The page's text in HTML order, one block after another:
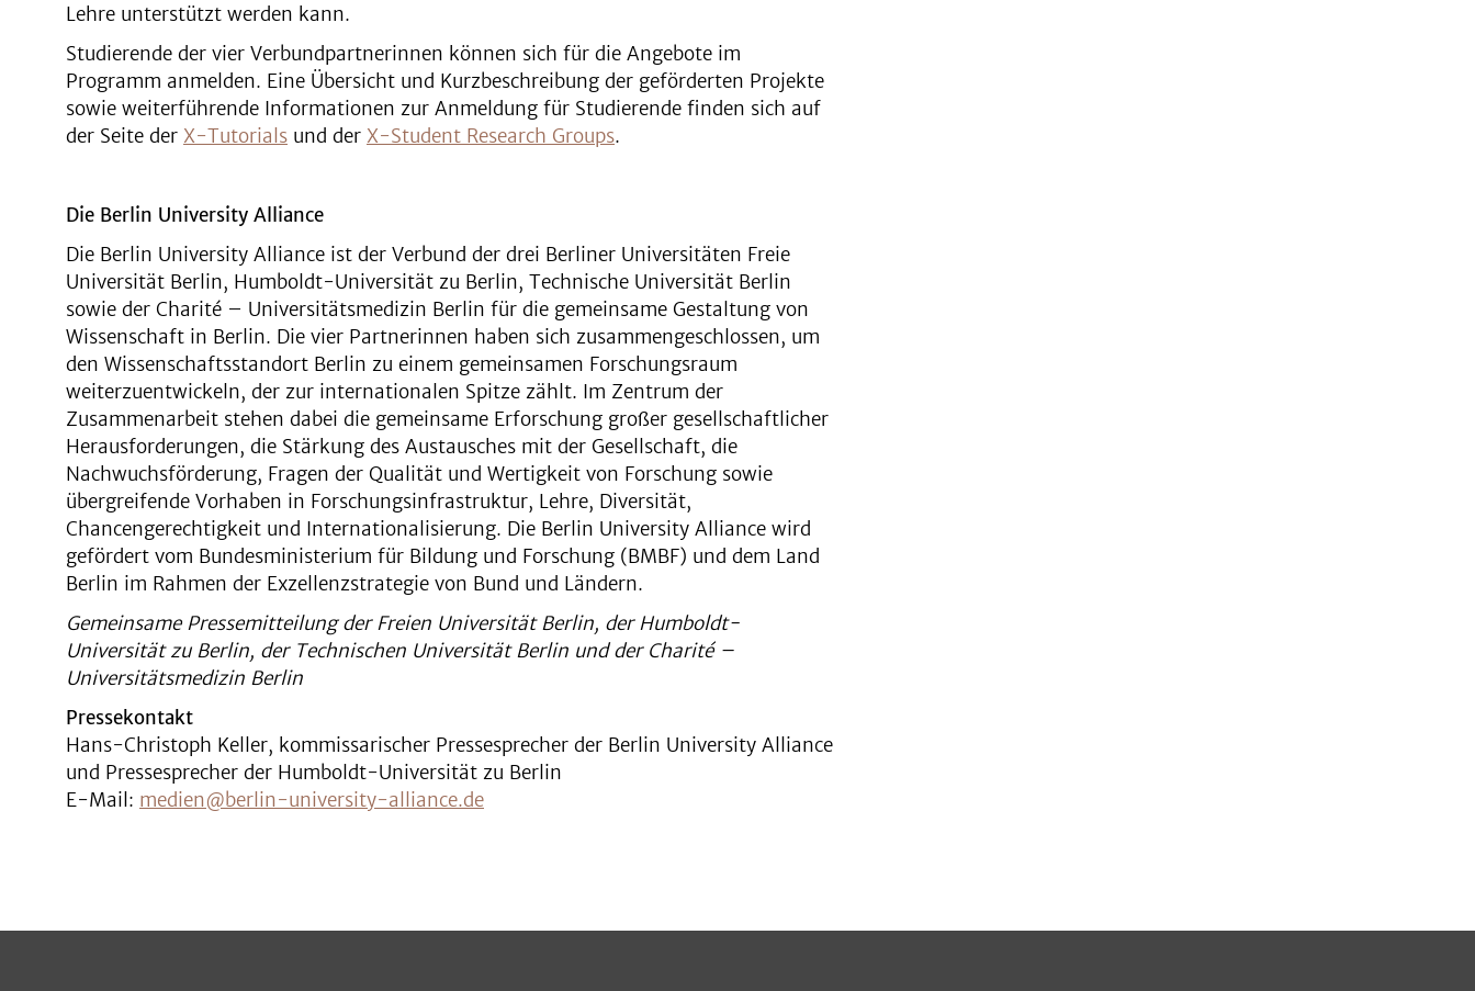
Lehre unterstützt werden kann.
Studierende der vier Verbundpartnerinnen können sich für die Angebote im
Programm anmelden. Eine Übersicht und Kurzbeschreibung der geförderten Projekte
sowie weiterführende Informationen zur Anmeldung für Studierende finden sich auf
der Seite der X-Tutorials und der X-Student Research Groups.
Die Berlin University Alliance
Die Berlin University Alliance ist der Verbund der drei Berliner Universitäten Freie
Universität Berlin, Humboldt-Universität zu Berlin, Technische Universität Berlin
sowie der Charité – Universitätsmedizin Berlin für die gemeinsame Gestaltung von
Wissenschaft in Berlin. Die vier Partnerinnen haben sich zusammengeschlossen, um
den Wissenschaftsstandort Berlin zu einem gemeinsamen Forschungsraum
weiterzuentwickeln, der zur internationalen Spitze zählt. Im Zentrum der
Zusammenarbeit stehen dabei die gemeinsame Erforschung großer gesellschaftlicher
Herausforderungen, die Stärkung des Austausches mit der Gesellschaft, die
Nachwuchsförderung, Fragen der Qualität und Wertigkeit von Forschung sowie
übergreifende Vorhaben in Forschungsinfrastruktur, Lehre, Diversität,
Chancengerechtigkeit und Internationalisierung. Die Berlin University Alliance wird
gefördert vom Bundesministerium für Bildung und Forschung (BMBF) und dem Land
Berlin im Rahmen der Exzellenzstrategie von Bund und Ländern.
Gemeinsame Pressemitteilung der Freien Universität Berlin, der Humboldt-
Universität zu Berlin, der Technischen Universität Berlin und der Charité –
Universitätsmedizin Berlin
Pressekontakt
Hans-Christoph Keller, kommissarischer Pressesprecher der Berlin University Alliance
und Pressesprecher der Humboldt-Universität zu Berlin
E-Mail: medien@berlin-university-alliance.de